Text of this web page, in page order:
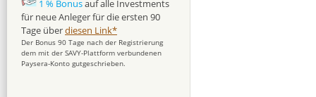
1 % Bonusauf alle Investments
für neue Anleger für die ersten 90
Tage überdiesen Link*
Der Bonus 90 Tage nach der Registrierung
dem mit der SAVY-Plattform verbundenen
Paysera-Konto gutgeschrieben.